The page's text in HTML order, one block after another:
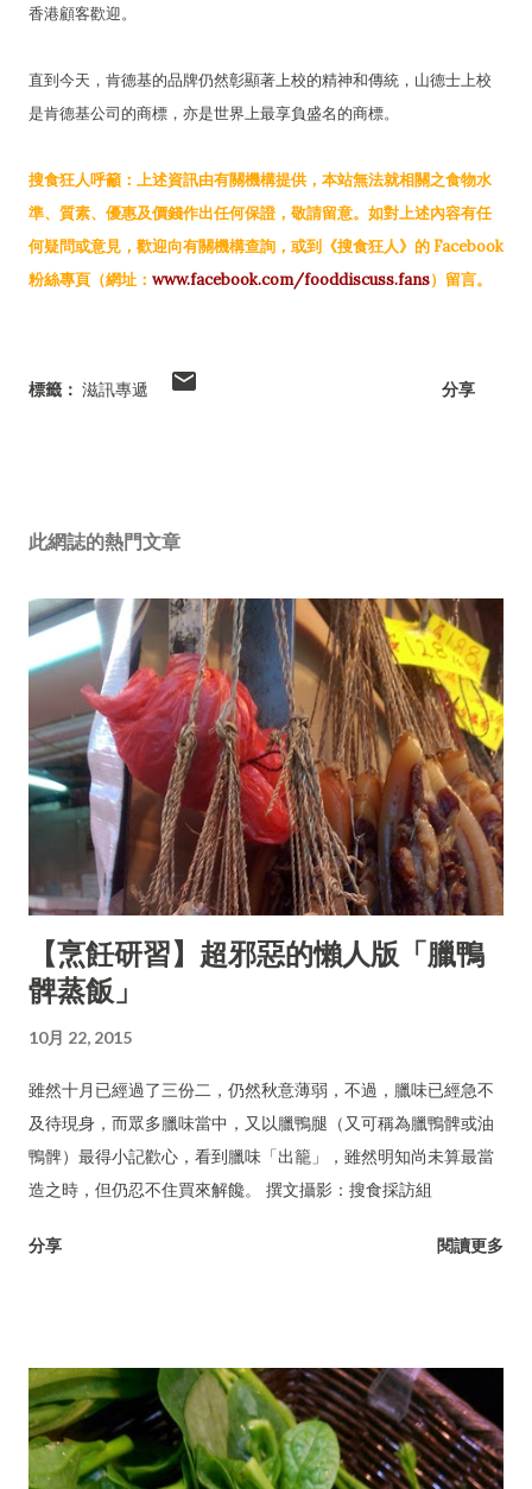
香港顧客歡迎。
直到今天，肯德基的品牌仍然彰顯著上校的精神和傳統，山德士上校
是肯德基公司的商標，亦是世界上最享負盛名的商標。
搜食狂人呼籲：上述資訊由有關機構提供，本站無法就相關之食物水
準、質素、優惠及價錢作出任何保證，敬請留意。如對上述內容有任
何疑問或意見，歡迎向有關機構查詢，或到《搜食狂人》的 Facebook
粉絲專頁（網址： www.facebook.com/fooddiscuss.fans）留言。
標籤： 滋訊專遞 分享
此網誌的熱門文章
【烹飪研習】超邪惡的懶人版「臘鴨
髀蒸飯」
10月 22, 2015
雖然十月已經過了三份二，仍然秋意薄弱，不過，臘味已經急不
及待現身，而眾多臘味當中，又以臘鴨腿（又可稱為臘鴨髀或油
鴨髀）最得小記歡心，看到臘味「出籠」，雖然明知尚未算最當
造之時，但仍忍不住買來解饞。 撰文攝影：搜食採訪組
分享 閱讀更多